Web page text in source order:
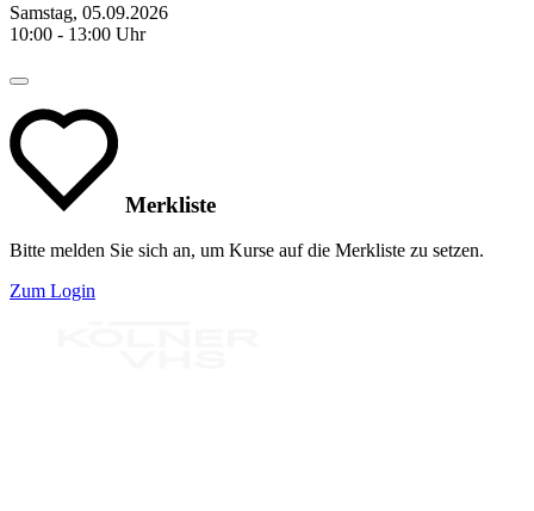
Samstag, 05.09.2026
10:00 - 13:00 Uhr
Merkliste
Bitte melden Sie sich an, um Kurse auf die Merkliste zu setzen.
Zum Login